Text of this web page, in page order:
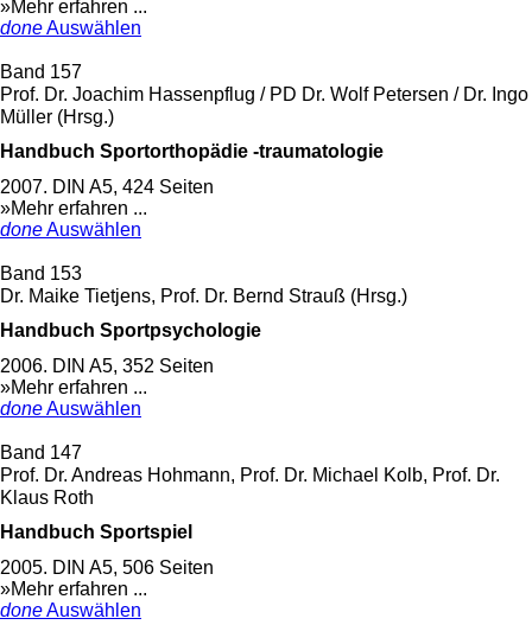
»Mehr erfahren ...
doneAuswählen
Band 157
Prof. Dr. Joachim Hassenpflug / PD Dr. Wolf Petersen / Dr. Ingo
Müller (Hrsg.)
Handbuch Sportorthopädie -traumatologie
2007. DIN A5, 424 Seiten
»Mehr erfahren ...
doneAuswählen
Band 153
Dr. Maike Tietjens, Prof. Dr. Bernd Strauß (Hrsg.)
Handbuch Sportpsychologie
2006. DIN A5, 352 Seiten
»Mehr erfahren ...
doneAuswählen
Band 147
Prof. Dr. Andreas Hohmann, Prof. Dr. Michael Kolb, Prof. Dr.
Klaus Roth
Handbuch Sportspiel
2005. DIN A5, 506 Seiten
»Mehr erfahren ...
doneAuswählen